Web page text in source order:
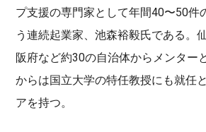
プ支援の専門家として年間40〜50件
う連続起業家、池森裕毅氏である。
阪府など約30の自治体からメンター
からは国立大学の特任教授にも就任
アを持つ。